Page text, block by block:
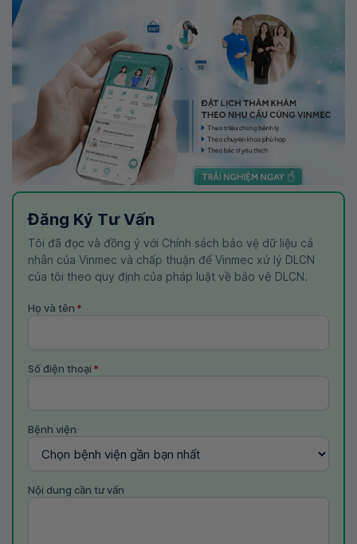
Đăng Ký Tư Vấn
Tôi đã đọc và đồng ý với Chính sách bảo vệ dữ liệu cá
nhân của Vinmec và chấp thuận để Vinmec xử lý DLCN
của tôi theo quy định của pháp luật về bảo vệ DLCN.
Họ và tên *
Số điện thoại *
Bệnh viện
Nội dung cần tư vấn